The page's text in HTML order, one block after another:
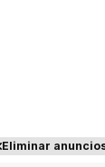
Eliminar